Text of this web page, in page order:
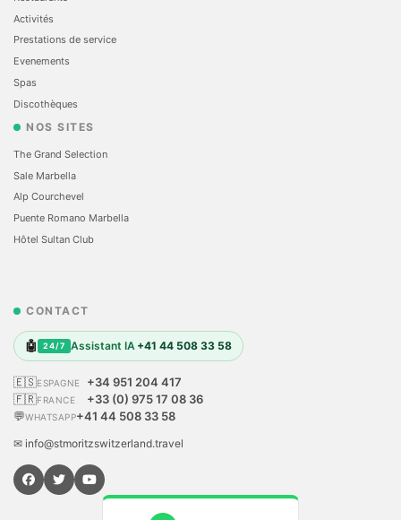
Activités
Prestations de service
Evеnements
Spas
Discothèques
NOS SITES
The Grand Selection
Sale Marbella
Alp Courchevel
Puente Romano Marbella
Hôtel Sultan Club
CONTACT
🤖 24/7 Assistant IA +41 44 508 33 58
🇪🇸ESPAGNE
+34 951 204 417
🇫🇷FRANCE
+33 (0) 975 17 08 36
💬WHATSAPP+41 44 508 33 58
✉ info@stmoritzswitzerland.travel